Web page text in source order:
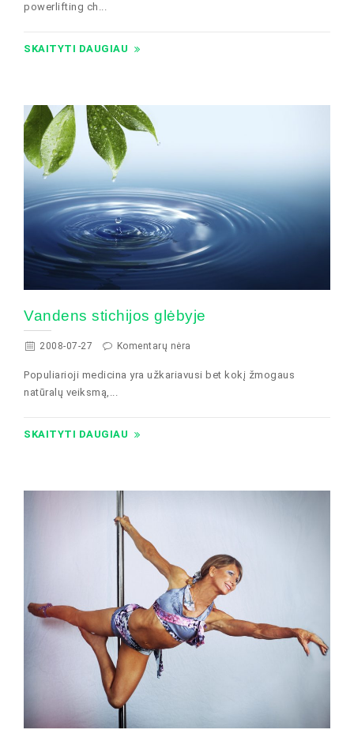
powerlifting ch...
SKAITYTI DAUGIAU
Vandens stichijos glėbyje
2008-07-27 Komentarų nėra
Populiarioji medicina yra užkariavusi bet kokį žmogaus
natūralų veiksmą,...
SKAITYTI DAUGIAU